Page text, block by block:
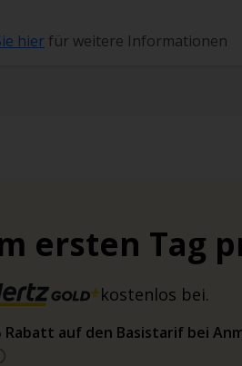
hier für weitere Informationen
ersten Tag
kostenlos bei.
Rabatt auf den Basistarif bei